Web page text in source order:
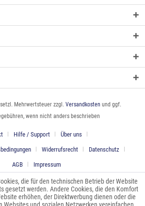
Mehrwertsteuer zzgl. Versandkosten und ggf.
wenn nicht anders beschrieben
Hilfe / Support Über uns
Widerrufsrecht Datenschutz
AGB Impressum
die für den technischen Betrieb der Website
gesetzt werden. Andere Cookies, die den Komfort
erhöhen, der Direktwerbung dienen oder die